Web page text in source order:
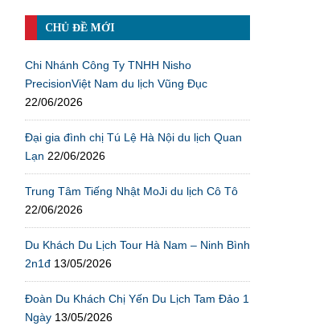
CHỦ ĐỀ MỚI
Chi Nhánh Công Ty TNHH Nisho
PrecisionViệt Nam du lịch Vũng Đục
22/06/2026
Đại gia đình chị Tú Lệ Hà Nội du lịch Quan
Lạn 22/06/2026
Trung Tâm Tiếng Nhật MoJi du lịch Cô Tô
22/06/2026
Du Khách Du Lịch Tour Hà Nam – Ninh Bình
2n1đ 13/05/2026
Đoàn Du Khách Chị Yến Du Lịch Tam Đảo 1
Ngày 13/05/2026